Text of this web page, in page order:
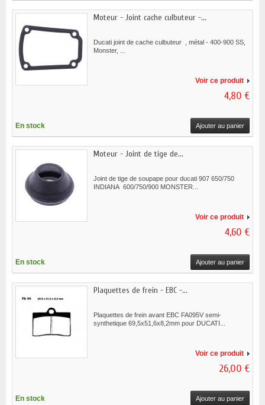
Moteur - Joint cache culbuteur -...
Ducati joint de cache culbuteur , métal - 400-900 SS,
Monster, ...
Voir ce produit
4,80 €
En stock Ajouter au panier
Moteur - Joint de tige de...
Joint de tige de soupape pour ducati 907 650/750
INDIANA 600/750/900 MONSTER...
Voir ce produit
4,60 €
En stock Ajouter au panier
Plaquettes de frein - EBC -...
Plaquettes de frein avant EBC FA095V semi-
synthetique 69,5x51,6x8,2mm pour DUCATI...
Voir ce produit
26,00 €
En stock Ajouter au panier